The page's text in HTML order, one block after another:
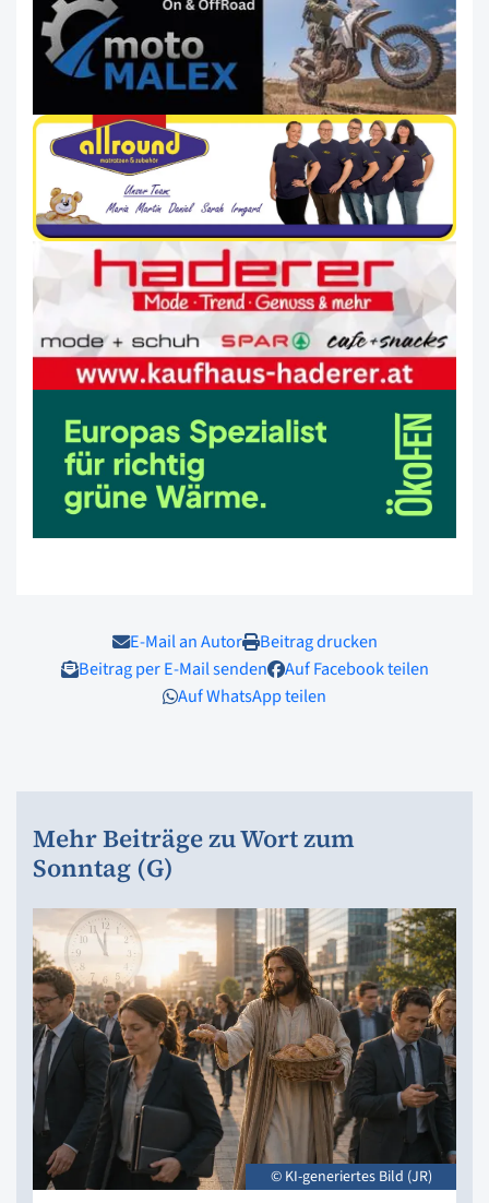
E-Mail an Autor
Beitrag drucken
Beitrag per E-Mail senden
Auf Facebook teilen
Auf WhatsApp teilen
Mehr Beiträge zu Wort zum
Sonntag (G)
© KI-generiertes Bild (JR)